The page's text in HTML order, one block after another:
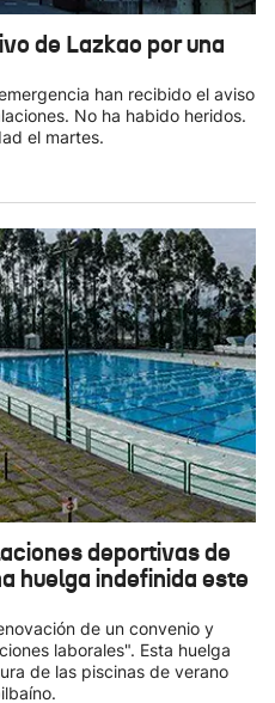
de Lazkao por una
han recibido el aviso
No ha habido heridos.
el martes.
deportivas de
huelga indefinida este
de un convenio y
laborales". Esta huelga
de las piscinas de verano